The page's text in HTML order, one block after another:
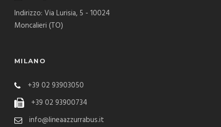
Indirizzo: Via Lurisia, 5 - 10024
Moncalieri (TO)
MILANO
+39 02 93903050
+39 02 93900734
info@lineaazzurrabus.it